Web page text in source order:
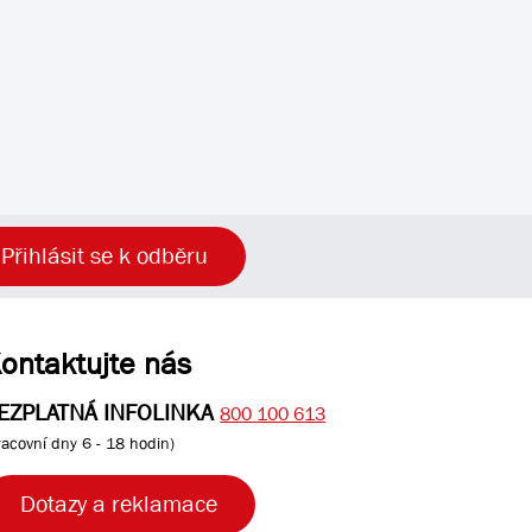
Přihlásit se k odběru
nás
INFOLINKA 800 100 613
dny 6 - 18 hodin)
Dotazy a reklamace